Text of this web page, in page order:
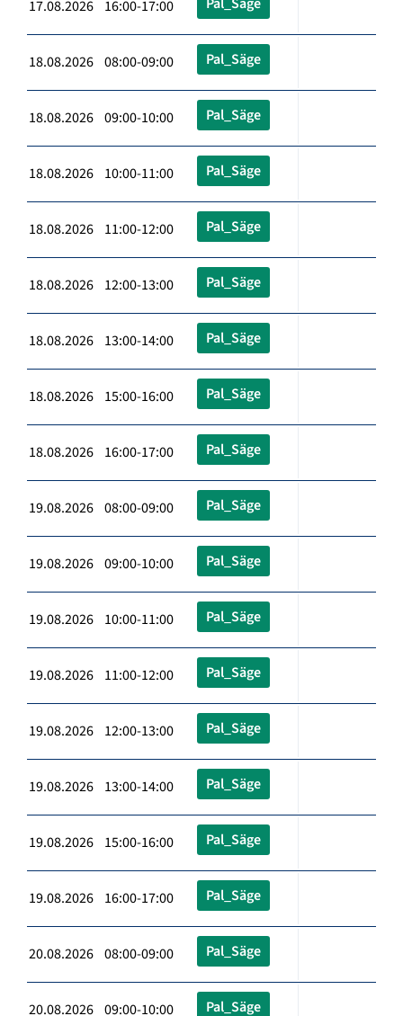
17.08.2026 16:00-17:00
18.08.2026 08:00-09:00 Pal_Säge
18.08.2026 09:00-10:00 Pal_Säge
18.08.2026 10:00-11:00 Pal_Säge
18.08.2026 11:00-12:00 Pal_Säge
18.08.2026 12:00-13:00 Pal_Säge
18.08.2026 13:00-14:00 Pal_Säge
18.08.2026 15:00-16:00 Pal_Säge
18.08.2026 16:00-17:00 Pal_Säge
19.08.2026 08:00-09:00 Pal_Säge
19.08.2026 09:00-10:00 Pal_Säge
19.08.2026 10:00-11:00 Pal_Säge
19.08.2026 11:00-12:00 Pal_Säge
19.08.2026 12:00-13:00 Pal_Säge
19.08.2026 13:00-14:00 Pal_Säge
19.08.2026 15:00-16:00 Pal_Säge
19.08.2026 16:00-17:00 Pal_Säge
20.08.2026 08:00-09:00 Pal_Säge
20.08.2026 09:00-10:00 Pal_Säge